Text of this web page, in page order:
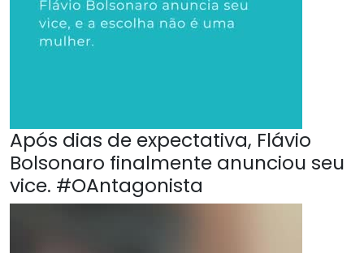
Após dias de expectativa, Flávio
Bolsonaro finalmente anunciou seu
vice. #OAntagonista